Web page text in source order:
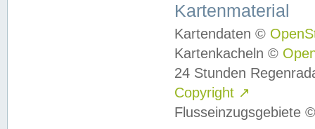
Kartenmaterial
Kartendaten ©
Kartenkacheln ©
24 Stunden
Copyright ↗
Flusseinzugsgebiete